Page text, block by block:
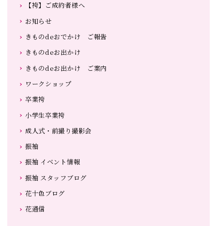
【袴】ご成約者様へ
お知らせ
きものdeおでかけ ご報告
きものdeお出かけ
きものdeお出かけ ご案内
ワークショップ
卒業袴
小学生卒業袴
成人式・前撮り撮影会
振袖
振袖 イベント情報
振袖 スタッフブログ
花十色ブログ
花通信